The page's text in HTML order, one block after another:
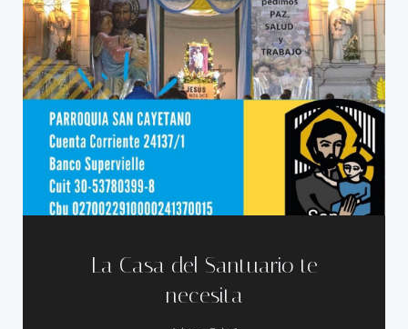
La Casa del Santuario te
necesita